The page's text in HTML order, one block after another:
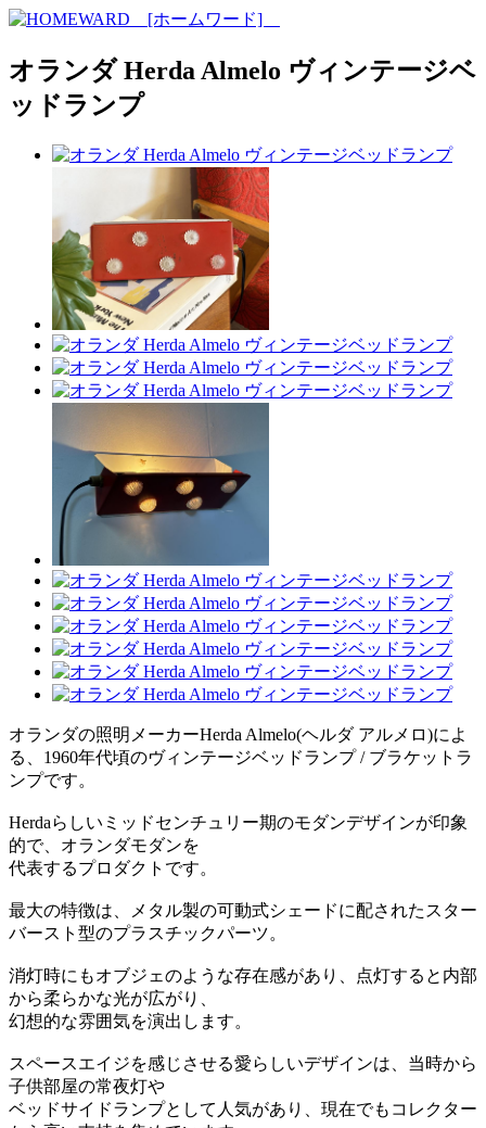
オランダ Herda Almelo ヴィンテージベ
ッドランプ
オランダの照明メーカーHerda Almelo(ヘルダ アルメロ)によ
る、1960年代頃のヴィンテージベッドランプ / ブラケットラ
ンプです。
Herdaらしいミッドセンチュリー期のモダンデザインが印象
的で、オランダモダンを
代表するプロダクトです。
最大の特徴は、メタル製の可動式シェードに配されたスター
バースト型のプラスチックパーツ。
消灯時にもオブジェのような存在感があり、点灯すると内部
から柔らかな光が広がり、
幻想的な雰囲気を演出します。
スペースエイジを感じさせる愛らしいデザインは、当時から
子供部屋の常夜灯や
ベッドサイドランプとして人気があり、現在でもコレクター